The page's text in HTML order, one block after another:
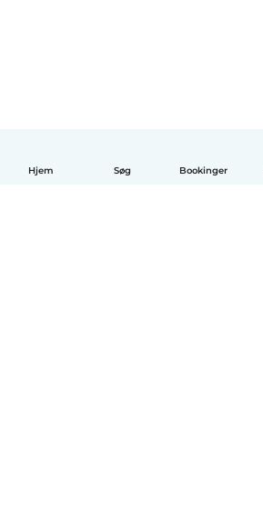
Hjem Søg Bookinger